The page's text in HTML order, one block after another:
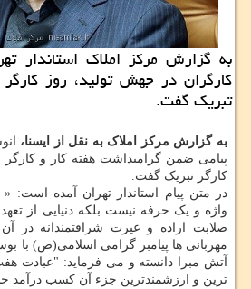
به گزارش مركز املاك استاندار
كارگران در جهش تولید، روز
تبریك گفت.
به گزارش مرکز املاک به نقل از ایسنا،
پیامی ضمن گرامیداشت هفته کار و کارگر
کارگر تبریک گفت.
در متن پیام استاندار تهران آمده است:
واژه و یک حرفه نیست بلکه دنیایی از
صلابت اراده و غیرت شرافتمندانه در
مهربانی ها پیامبر گرامی اسلامی(ص) با
آتش مبرا دانسته و می فرماید: "عبادت
ترین و ارزشمندترین جزء آن کسب درآمد